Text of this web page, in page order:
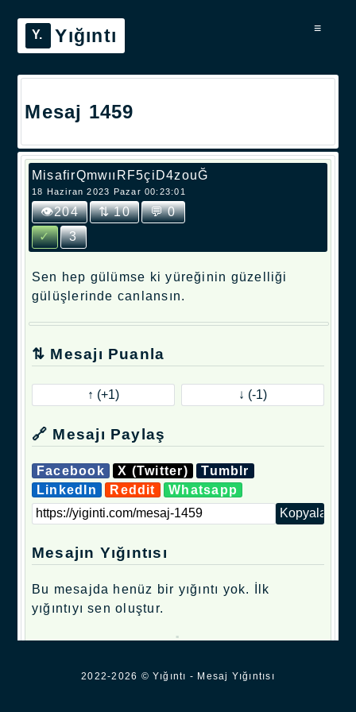
Yığıntı ≡
Mesaj 1459
MisafirQmwııRF5çiD4zouĞ
18 Haziran 2023 Pazar 00:23:01
👁204 ⇅ 10
💬 0
✓
3
Sen hep gülümse ki yüreğinin güzelliği
gülüşlerinde canlansın.
⇅ Mesajı Puanla
🔗 Mesajı Paylaş
Facebook X (Twitter)
Tumblr
LinkedIn
Reddit Whatsapp
Mesajın Yığıntısı
Bu mesajda henüz bir yığıntı yok. İlk
yığıntıyı sen oluştur.
.
2022-2026 © Yığıntı - Mesaj Yığıntısı